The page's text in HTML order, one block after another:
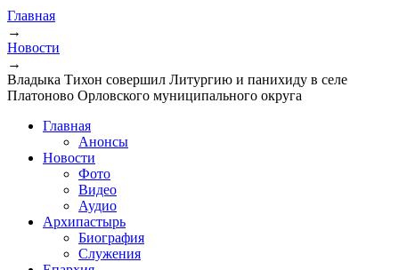
Главная
→
Новости
→
Владыка Тихон совершил Литургию и панихиду в селе
Платоново Орловского муниципального округа
Главная
Анонсы
Новости
Фото
Видео
Аудио
Архипастырь
Биография
Служения